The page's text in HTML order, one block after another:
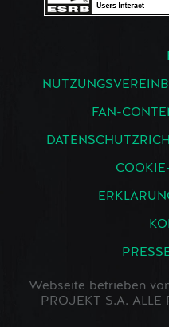
FAN-
Webseite betrieben
PROJEKT S.A. ALLE